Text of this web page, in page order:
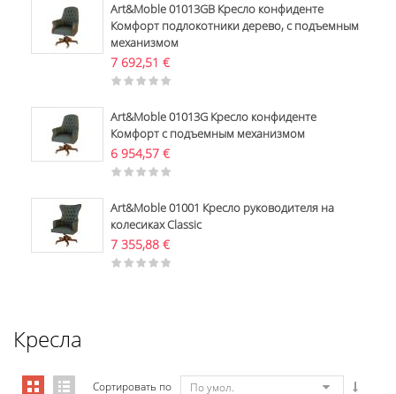
Art&Moble 01013GB Кресло конфиденте
Комфорт подлокотники дерево, с подъемным
механизмом
7 692,51 €
Art&Moble 01013G Кресло конфиденте
Комфорт с подъемным механизмом
6 954,57 €
Art&Moble 01001 Кресло руководителя на
колесиках Classic
7 355,88 €
Кресла
Сортировать по По умол.